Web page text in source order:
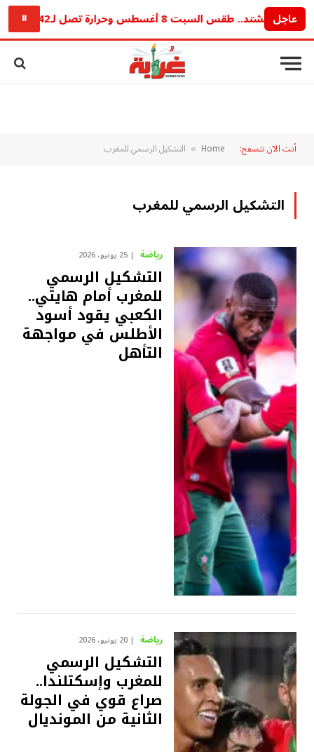
عاجل
طقس السبت 8 أغسطس وحرارة تصل لـ42 درجة وشبورة تضرب الطرق ⏸
أنت الآن تتصفح: Home
» التشكيل الرسمي للمغرب
التشكيل الرسمي للمغرب
رياضة 25 يونيو، 2026
التشكيل الرسمي
للمغرب أمام هايتي..
الكعبي يقود أسود
الأطلس في مواجهة
التأهل
رياضة 20 يونيو، 2026
التشكيل الرسمي
للمغرب وإسكتلندا..
صراع قوي في الجولة
الثانية من المونديال